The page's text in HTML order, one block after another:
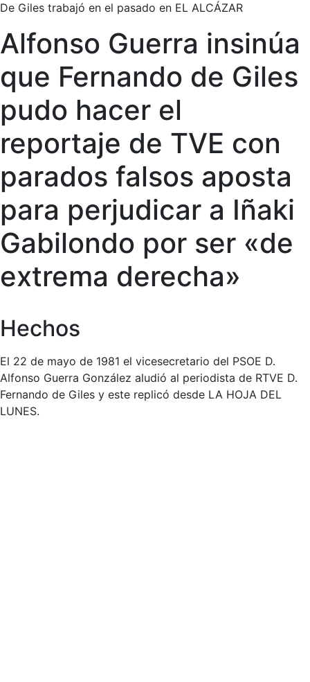
De Giles trabajó en el pasado en EL ALCÁZAR
Alfonso Guerra insinúa
que Fernando de Giles
pudo hacer el
reportaje de TVE con
parados falsos aposta
para perjudicar a Iñaki
Gabilondo por ser «de
extrema derecha»
Hechos
El 22 de mayo de 1981 el vicesecretario del PSOE D.
Alfonso Guerra González aludió al periodista de RTVE D.
Fernando de Giles y este replicó desde LA HOJA DEL
LUNES.